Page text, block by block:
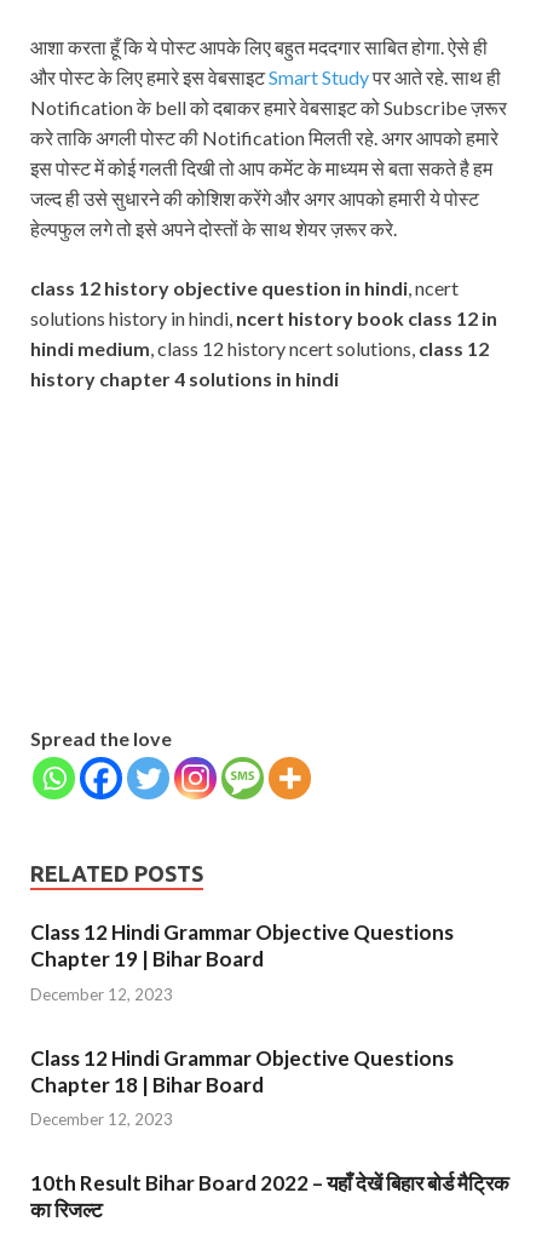
आशा करता हूँ कि ये पोस्ट आपके लिए बहुत मददगार साबित होगा. ऐसे ही
और पोस्ट के लिए हमारे इस वेबसाइटSmart Studyपर आते रहे. साथ ही
Notification के bell को दबाकर हमारे वेबसाइट को Subscribe ज़रूर
करे ताकि अगली पोस्ट की Notification मिलती रहे. अगर आपको हमारे
इस पोस्ट में कोई गलती दिखी तो आप कमेंट के माध्यम से बता सकते है हम
जल्द ही उसे सुधारने की कोशिश करेंगे और अगर आपको हमारी ये पोस्ट
हेल्पफुल लगे तो इसे अपने दोस्तों के साथ शेयर ज़रूर करे.
class 12 history objective question in hindi, ncert
solutions history in hindi, ncert history book class 12 in
hindi medium, class 12 history ncert solutions, class 12
history chapter 4 solutions in hindi
Spread the love
RELATED POSTS
Class 12 Hindi Grammar Objective Questions
Chapter 19 | Bihar Board
December 12, 2023
Class 12 Hindi Grammar Objective Questions
Chapter 18 | Bihar Board
December 12, 2023
10th Result Bihar Board 2022 – यहाँ देखें बिहार बोर्ड मैट्रिक
का रिजल्ट